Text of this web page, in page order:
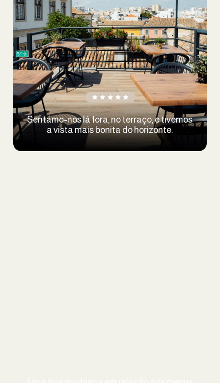
Sentámo-nos lá fora, no terraço, e tivemos
a vista mais bonita do horizonte.